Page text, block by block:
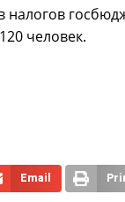
налогов
человек.
Email